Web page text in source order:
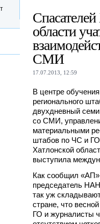
области
СМИ
17.07.2013, 12:59
В центре
регионального
двухдневный
со СМИ,
материальными
штабов по ЧС и ГО
Хатлонской
выступила
Как сообщил «АП»
председатель
так уж
стране, что
ГО и журналисты